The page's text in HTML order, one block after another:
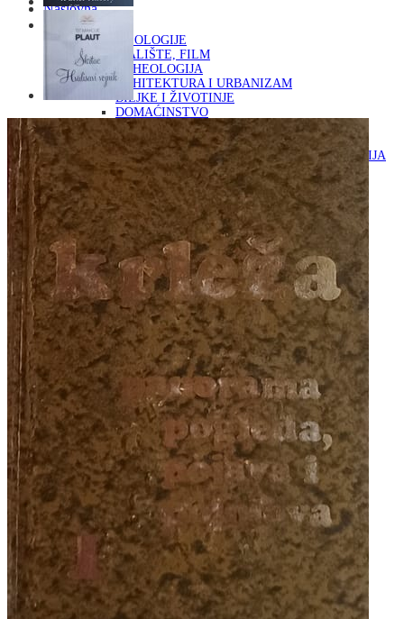
Naslovna
KNJIGE
OD ARHEOLOGIJE
DO KAZALIŠTE, FILM
ARHEOLOGIJA
ARHITEKTURA I URBANIZAM
BILJKE I ŽIVOTINJE
DOMAĆINSTVO
ENCIKLOPEDIJE I LEKSIKONI
ETNOLOGIJA
FILOZOFIJA, SOCIOLOGIJA, ANTROPOLOGIJA
FOTOGRAFIJA
GLAZBENA UMJETNOST
KAZALIŠTE, FILM
OD KNJIŽEVNOST
DO RELIGIJA
KNJIŽEVNOST
LIKOVNA UMJETNOST
LJEKOVITO BILJE I ZDRAVLJE
MITOLOGIJA
POVIJEST I PUBLICISTIKA
PRIRODNE ZNANOSTI
PSIHOLOGIJA, POPULARNA PSIHOLOGIJA,
ALTERNATIVA
RAZNO
RELIGIJA
OD RJEČNIKA
DO ZEMLJOVIDA
RJEČNICI, GRAMATIKE, PRAVOPISI…
ŠAH
SPORT
STRIPOVI
TEHNIČKE ZNANOSTI
TEORIJA I POVIJEST KNJIŽEVNOSTI
VEDUTE
ZAGREB
ZEMLJOVIDI
Otkup knjiga
O nama
Novosti
AKCIJA
Pretraži: